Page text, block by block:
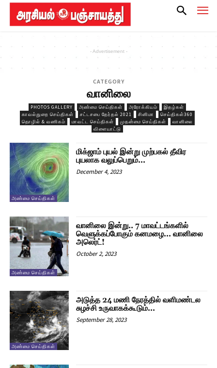
- Advertisement -
CATEGORY
வானிலை
PHOTOS GALLERY அண்மை செய்திகள் அரோக்கியம்
இதழ்கள்
காவல்துறை செய்திகள்
சட்டசபை தேர்தல் 2021 சினிமா
செய்திகள்360
தொழில் & வணிகம்
மாவட்ட செய்திகள் முதன்மை செய்திகள்
வானிலை
விளையாட்டு
அண்மை செய்திகள்
மிக்ஜாம் புயல் இன்று முற்பகல் தீவிர
புயலாக வலுப்பெறும்…
December 4, 2023
அண்மை செய்திகள்
வானிலை இன்று.. 7 மாவட்டங்களில்
வெளுக்கப்போகும் கனமழை… வானிலை
அலெர்ட்!
October 2, 2023
அண்மை செய்திகள்
அடுத்த 24 மணி நேரத்தில் வளிமண்டல
சுழச்சி உருவாகக்கூடும்…
September 28, 2023